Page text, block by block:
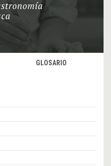
GLOSARIO